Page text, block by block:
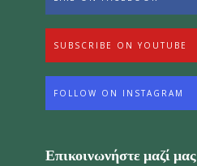
SUBSCRIBE ON YOUTUBE
FOLLOW ON INSTAGRAM
Επικοινωνήστε μαζί μας